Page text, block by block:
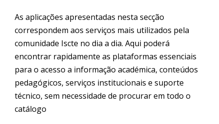
As aplicações apresentadas nesta secção
correspondem aos serviços mais utilizados pela
comunidade Iscte no dia a dia. Aqui poderá
encontrar rapidamente as plataformas essenciais
para o acesso a informação académica, conteúdos
pedagógicos, serviços institucionais e suporte
técnico, sem necessidade de procurar em todo o
catálogo